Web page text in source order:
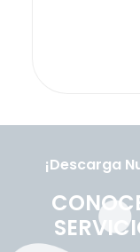
¡Descarga